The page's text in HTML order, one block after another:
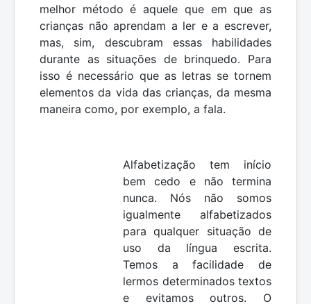
melhor método é aquele que em que as
crianças não aprendam a ler e a escrever,
mas, sim, descubram essas habilidades
durante as situações de brinquedo. Para
isso é necessário que as letras se tornem
elementos da vida das crianças, da mesma
maneira como, por exemplo, a fala.
Alfabetização tem início
bem cedo e não termina
nunca. Nós não somos
igualmente alfabetizados
para qualquer situação de
uso da língua escrita.
Temos a facilidade de
lermos determinados textos
e evitamos outros. O